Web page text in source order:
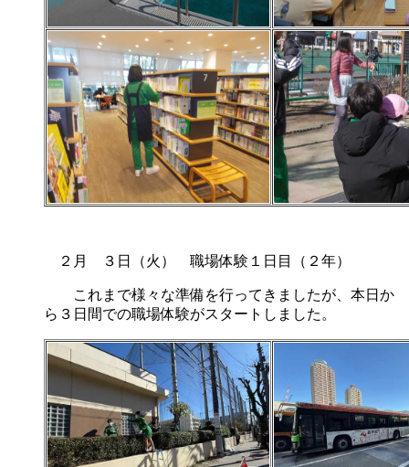
２月 ３日（火） 職場体験１日目（２年）
これまで様々な準備を行ってきましたが、本日か
ら３日間での職場体験がスタートしました。